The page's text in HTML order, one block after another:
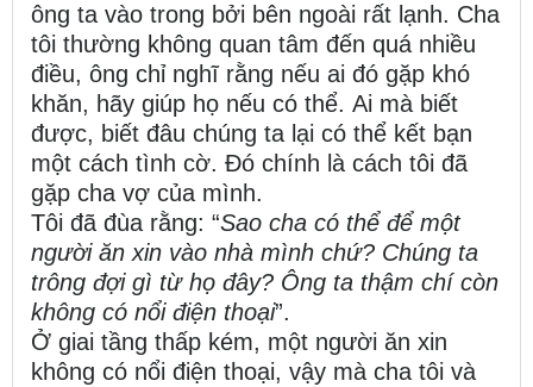
ông ta vào trong bởi bên ngoài rất lạnh. Cha
tôi thường không quan tâm đến quá nhiều
điều, ông chỉ nghĩ rằng nếu ai đó gặp khó
khăn, hãy giúp họ nếu có thể. Ai mà biết
được, biết đâu chúng ta lại có thể kết bạn
một cách tình cờ. Đó chính là cách tôi đã
gặp cha vợ của mình.
Tôi đã đùa rằng: “Sao cha có thể để một
người ăn xin vào nhà mình chứ? Chúng ta
trông đợi gì từ họ đây? Ông ta thậm chí còn
không có nổi điện thoại”.
Ở giai tầng thấp kém, một người ăn xin
không có nổi điện thoại, vậy mà cha tôi và